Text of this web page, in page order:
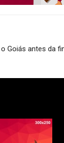
Goiás antes da